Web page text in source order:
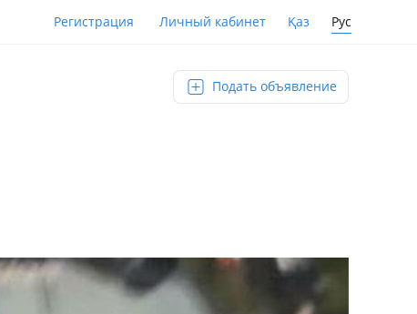
Регистрация Личный кабинет Қаз Рус
Подать объявление